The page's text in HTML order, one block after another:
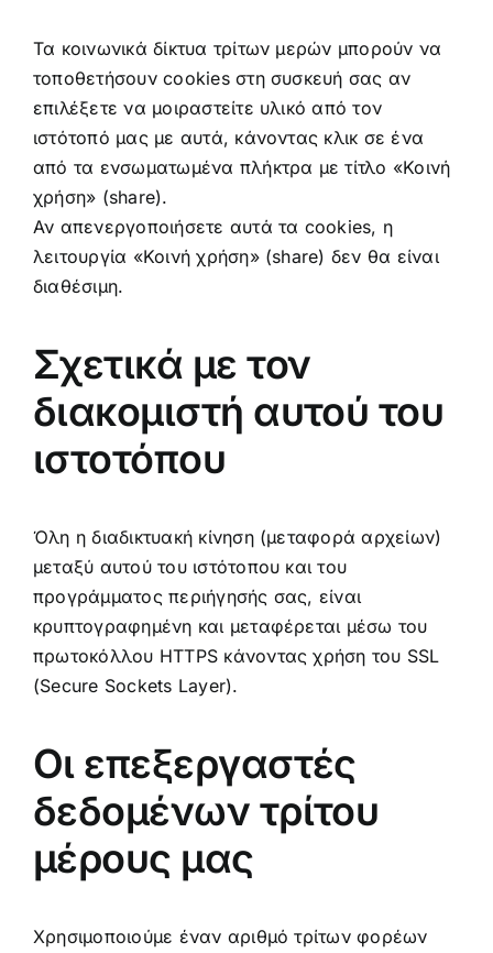
Τα κοινωνικά δίκτυα τρίτων μερών μπορούν να
τοποθετήσουν cookies στη συσκευή σας αν
επιλέξετε να μοιραστείτε υλικό από τον
ιστότοπό μας με αυτά, κάνοντας κλικ σε ένα
από τα ενσωματωμένα πλήκτρα με τίτλο «Κοινή
χρήση» (share).
Αν απενεργοποιήσετε αυτά τα cookies, η
λειτουργία «Κοινή χρήση» (share) δεν θα είναι
διαθέσιμη.
Σχετικά με τον
διακομιστή αυτού του
ιστοτόπου
Όλη η διαδικτυακή κίνηση (μεταφορά αρχείων)
μεταξύ αυτού του ιστότοπου και του
προγράμματος περιήγησής σας, είναι
κρυπτογραφημένη και μεταφέρεται μέσω του
πρωτοκόλλου HTTPS κάνοντας χρήση του SSL
(Secure Sockets Layer).
Οι επεξεργαστές
δεδομένων τρίτου
μέρους μας
Χρησιμοποιούμε έναν αριθμό τρίτων φορέων